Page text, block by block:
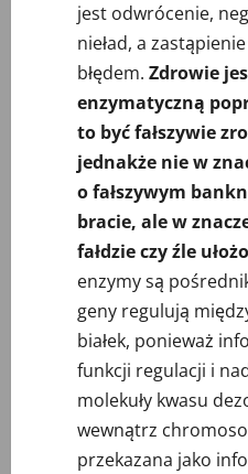
jest odwrócenie,
nieład, a
błędem. Zdrowie
enzymatyczną
to być fałszywie
jednakże nie w
o fałszywym
bracie, ale w
fałdzie czy źle
enzymy są
geny regulują
białek, ponieważ
funkcji regulacji i
molekuły kwasu
wewnątrz
przekazana jako